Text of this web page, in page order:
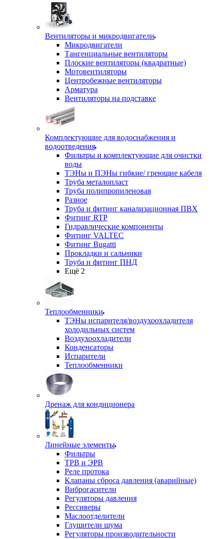
Вентиляторы и микродвигатели
Микродвигатели
Тангенциальные вентиляторы
Плоские вентиляторы (квадратные)
Мотовентиляторы
Центробежные вентиляторы
Арматура
Вентиляторы на подставке
Комплектующие для водоснабжения и
водоотведения
Фильтры и комплектующие для очистки
воды
ТЭНы и ПЭНы гибкие/ греющие кабеля
Труба металопласт
Труба полипропиленовая
Разное
Труба и фитинг канализационная ПВХ
Фитинг RTP
Гидравлические компоненты
Фитинг VALTEC
Фитинг Bugatti
Прокладки и сальники
Труба и фитинг ПНД
Ещё 2
Теплообменники
ТЭНы испарителя/воздухоохладителя
холодильных систем
Воздухоохладители
Конденсаторы
Испарители
Теплообменники
Дренаж для кондиционера
Линейные элементы
Фильтры
ТРВ и ЭРВ
Реле протока
Клапаны сброса давления (аварийные)
Виброгасители
Регуляторы давления
Рессиверы
Маслоотделители
Глушители шума
Регуляторы производительности